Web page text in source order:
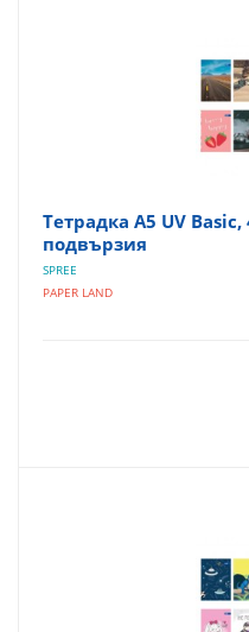
Тетрадка A5 UV
подвързия
SPREE
PAPER LAND